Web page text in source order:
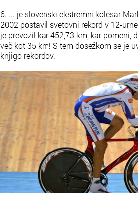
6. ... je slovenski ekstremni kolesar
2002 postavil svetovni rekord v 12-
je prevozil kar 452,73 km, kar pomeni,
več kot 35 km! S tem dosežkom se je
knjigo rekordov.